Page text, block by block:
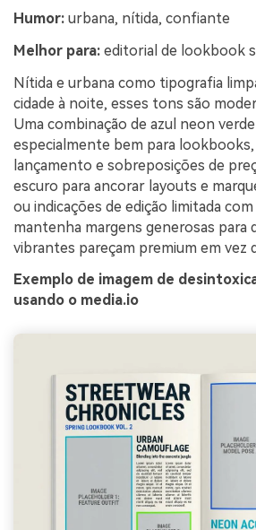
Humor: urbana, nítida, confiante
Melhor para: editorial de lookbook
Nítida e urbana como tipografia
cidade à noite, esses tons são
Uma combinação de azul neon
especialmente bem para lookbooks,
lançamento e sobreposições de
escuro para ancorar layouts e
ou indicações de edição limitada
mantenha margens generosas para
vibrantes pareçam premium em vez
Exemplo de imagem de
usando o media.io